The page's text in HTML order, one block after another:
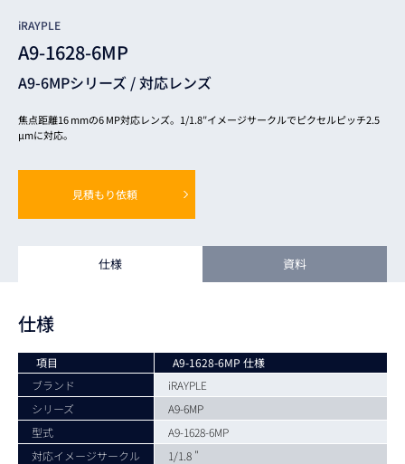
iRAYPLE
A9-1628-6MP
A9-6MPシリーズ /対応レンズ
焦点距離16 mmの6 MP対応レンズ。1/1.8″イメージサークルでピクセルピッチ2.5
μmに対応。
見積もり依頼
仕様 資料
仕様
項目
A9-1628-6MP 仕様
ブランド
iRAYPLE
シリーズ
A9-6MP
型式
A9-1628-6MP
対応イメージサークル
1/1.8 "